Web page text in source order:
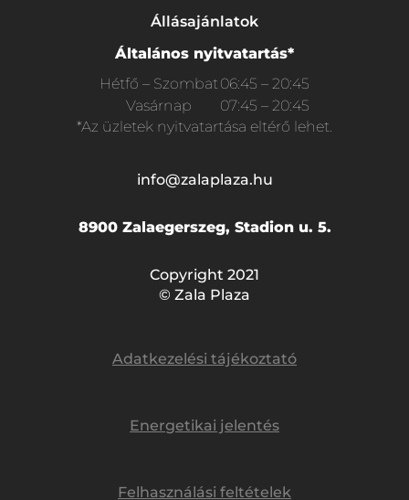
Állásajánlatok
Általános nyitvatartás*
Hétfő – Szombat06:45 – 20:45
Vasárnap
07:45 – 20:45
*Az üzletek nyitvatartása eltérő lehet.
info@zalaplaza.hu
8900 Zalaegerszeg, Stadion u. 5.
Copyright 2021
© Zala Plaza
Adatkezelési tájékoztató
Energetikai jelentés
Felhasználási feltételek